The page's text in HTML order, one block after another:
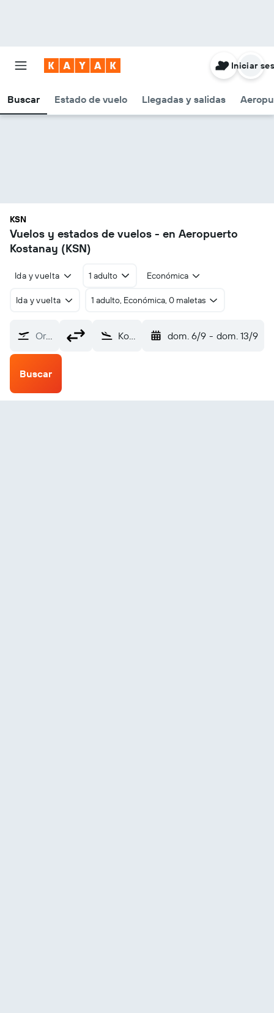
Buscar Estado de vuelo Llegadas y salidas
Iniciar
KSN
Vuelos y estados de vuelos - en Aeropuerto
Kostanay (KSN)
Ida y vuelta 1 adulto Económica
Ida y vuelta 1 adulto, Económica, 0 maletas
Origen Kostanay (KSN) dom. 6/9 - dom. 13/9
Buscar